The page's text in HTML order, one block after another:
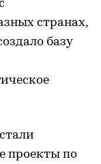
странах,
базу
проекты по